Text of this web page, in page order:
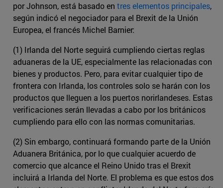
por Johnson, está basado en tres elementos principales,
según indicó el negociador para el Brexit de la Unión
Europea, el francés Michel Barnier:
(1) Irlanda del Norte seguirá cumpliendo ciertas reglas
aduaneras de la UE, especialmente las relacionadas con
bienes y productos. Pero, para evitar cualquier tipo de
frontera con Irlanda, los controles solo se harán con los
productos que lleguen a los puertos norirlandeses. Estas
verificaciones serán llevadas a cabo por los británicos
cumpliendo para ello con las normas comunitarias.
(2) Sin embargo, continuará formando parte de la Unión
Aduanera Británica, por lo que cualquier acuerdo de
comercio que alcance el Reino Unido tras el Brexit
incluirá a Irlanda del Norte. El problema es que estos dos